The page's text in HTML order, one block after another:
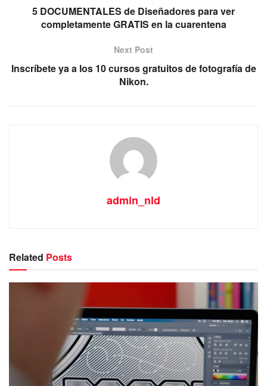
5 DOCUMENTALES de Diseñadores para ver
completamente GRATIS en la cuarentena
Next Post
Inscríbete ya a los 10 cursos gratuitos de fotografía de
Nikon.
admin_nld
Related Posts